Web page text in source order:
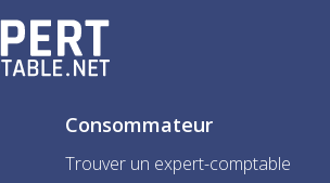
Consommateur
Trouver un expert-comptable